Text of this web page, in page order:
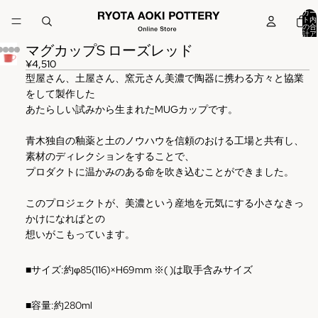
カー
ト内
の合
計ア
マグカップS ローズレッド
¥4,510
型屋さん、土屋さん、窯元さん美濃で陶器に携わる方々と協業
をして製作した
あたらしい試みから生まれたMUGカップです。
青木独自の釉薬と土のノウハウを信頼のおける工場と共有し、
素材のディレクションをすることで、
プロダクトに温かみのある命を吹き込むことができました。
このプロジェクトが、美濃という産地を元気にする小さなきっ
かけになればとの
想いがこもっています。
■サイズ:約φ85(116)×H69mm ※( )は取手含みサイズ
■容量:約280ml